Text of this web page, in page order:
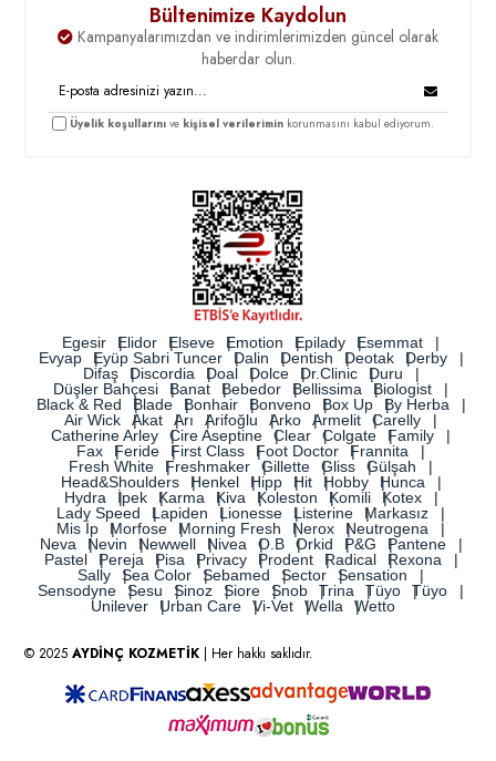
Bültenimize Kaydolun
Kampanyalarımızdan ve indirimlerimizden güncel olarak
haberdar olun.
Üyelik koşullarını ve kişisel verilerimin korunmasını kabul ediyorum.
Egesir Elidor Elseve Emotion Epilady
Esemmat
Evyap
Eyüp Sabri Tuncer Dalin Dentish Deotak
Derby
Difaş
Discordia Doal Dolce Dr.Clinic
Duru
Düşler Bahçesi
Banat Bebedor Bellissima
Biologist
Black & Red
Blade Bonhair Bonveno Box Up
By Herba
Air Wick
Akat Arı Arifoğlu Arko Armelit
Carelly
Catherine Arley
Cire Aseptine Clear Colgate
Family
Fax
Feride First Class Foot Doctor
Frannita
Fresh White
Freshmaker Gillette Gliss
Gülşah
Head&Shoulders
Henkel Hipp Hit Hobby
Hunca
Hydra
İpek Karma Kiva Koleston Komili
Kotex
Lady Speed
Lapiden Lionesse Listerine
Markasız
Mis İp
Morfose Morning Fresh Nerox
Neutrogena
Neva
Nevin Newwell Nivea O.B Orkid P&G
Pantene
Pastel
Pereja Pisa Privacy Prodent Radical
Rexona
Sally
Sea Color Sebamed Sector
Sensation
Sensodyne
Sesu Sinoz Siore Snob Trina Tüyo
Tüyo
Unilever
Urban Care Vi-Vet Wella Wetto
© 2025AYDİNÇ KOZMETİK | Her hakkı saklıdır.